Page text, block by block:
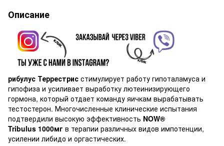
Описание
рибулус Террестрис стимулирует работу гипоталамуса и
гипофиза и усиливает выработку лютеинизирующего
гормона, который отдает команду яичкам вырабатывать
тестостерон. Многочисленные клинические испытания
подтвердили высокую эффективность NOW®
Tribulus 1000мг в терапии различных видов импотенции,
усилении либидо и оргастических.